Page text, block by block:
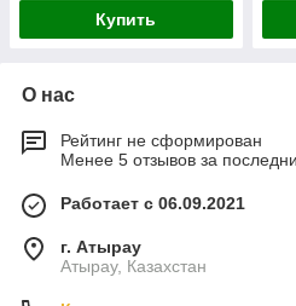
Купить
О нас
Рейтинг не сформирован
Менее 5 отзывов за
Работает с 06.09.2021
г. Атырау
Атырау, Казахстан